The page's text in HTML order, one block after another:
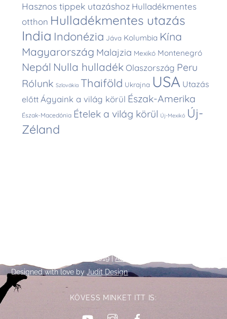
Hasznos tippek utazáshoz Hulladékmentes
otthon Hulladékmentes utazás
India Indonézia Jáva Kolumbia Kína
Magyarország Malajzia Mexikó Montenegró
Nepál Nulla hulladék Olaszország Peru
Rólunk Szlovákia Thaiföld Ukrajna USA Utazás
előtt Ágyaink a világ körül Észak-Amerika
Észak-Macedónia Ételek a világ körül Új-Mexikó Új-
Zéland
To
2019 |Adatkezelési tájékoztató
Designed with love byJudit Design
KÖVESS MINKET ITT IS:
YouTubeInstagram